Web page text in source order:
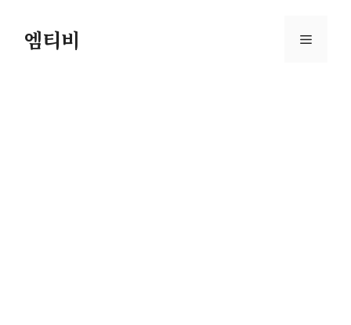
엠티비 메